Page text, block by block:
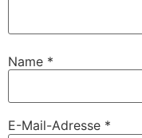
Name *
E-Mail-Adresse *